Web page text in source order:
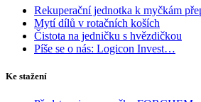
Rekuperační jednotka k myčkám
Mytí dílů v rotačních koších
Čistota na jedničku s hvězdičkou
Píše se o nás: Logicon Invest…
Ke stažení